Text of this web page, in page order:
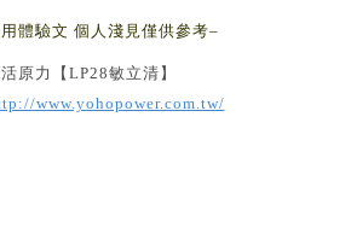
體驗文 個人淺見僅供參考–
原力【LP28敏立清】
www.yohopower.com.tw/